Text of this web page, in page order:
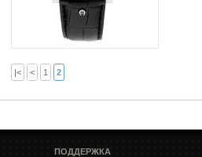
|< < 1 2
ПОДДЕРЖКА